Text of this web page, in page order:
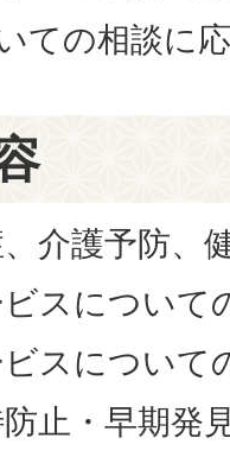
ての相談に
介護予防、
スについて
スについて
止・早期発